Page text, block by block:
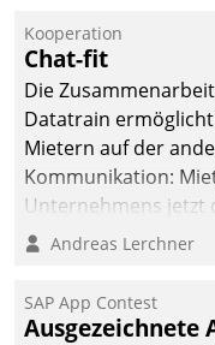
Einsparungen
Prozesse. Doch
mit der Einführung
getan. Die
die Bereitschaft,
und zu verändern.
Kooperation
Chat-fit
Die
Datatrain
Mietern auf der
Kommunikation:
Unternehmens jetzt
Mitarbeiter oder
Andreas Lerchner
SAP App Contest
Ausgezeichnete